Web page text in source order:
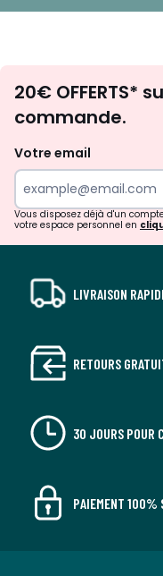
20€ OFFERTS*
commande.
Votre email
Vous disposez déjà d'un
votre espace personnel en
LIVRAISON
RETOURS
30 JOURS POUR
PAIEMENT 100%